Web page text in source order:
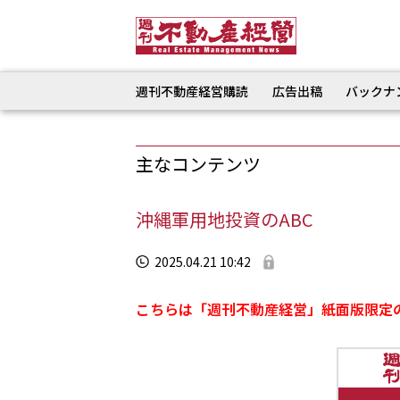
週刊不動産経営購読 広告出稿 バック
主なコンテンツ
沖縄軍用地投資のABC
2025.04.21 10:42
こちらは「週刊不動産経営」紙面版限定